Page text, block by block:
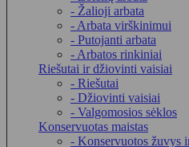
- Žalioji arbata
- Arbata virškinimui
- Putojanti arbata
- Arbatos rinkiniai
Riešutai ir džiovinti vaisiai
- Riešutai
- Džiovinti vaisiai
- Valgomosios sėklos
Konservuotas maistas
- Konservuotos žuvys